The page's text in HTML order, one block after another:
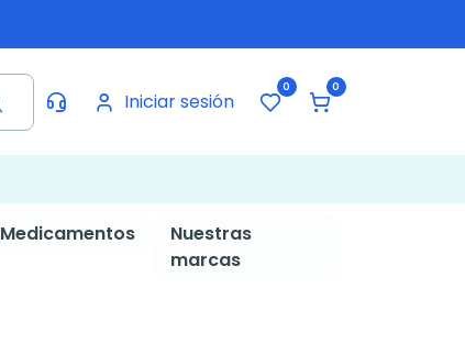
Iniciar sesión
0 0
Medicamentos
Nuestras
marcas